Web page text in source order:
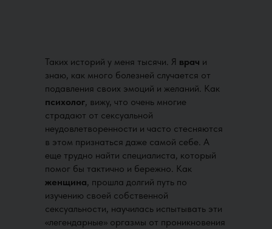
Таких историй у меня тысячи. Я врач и
знаю, как много болезней случается от
подавления своих эмоций и желаний. Как
психолог, вижу, что очень многие
страдают от сексуальной
неудовлетворенности и часто стесняются
в этом признаться даже самой себе. А
еще трудно найти специалиста, который
помог бы тактично и бережно. Как
женщина, прошла долгий путь по
изучению своей собственной
сексуальности, научилась испытывать эти
«легендарные» оргазмы от проникновения